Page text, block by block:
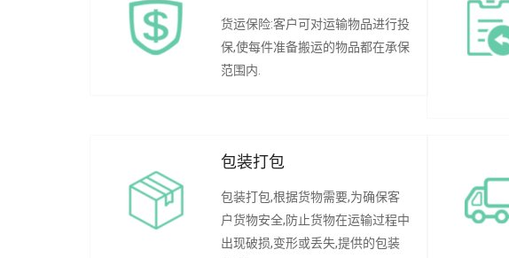
货运保险:客户可对运输物品进行投
保,使每件准备搬运的物品都在承保
范围内.
包装打包
包装打包,根据货物需要,为确保客
户货物安全,防止货物在运输过程中
出现破损,变形或丢失,提供的包装